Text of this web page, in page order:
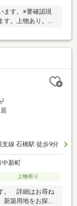
ます。※要確認現
。上物あり。建
2
線 石橋駅 徒歩9分
中新町
上物有り
。 詳細はお尋ね
築用地をお探し